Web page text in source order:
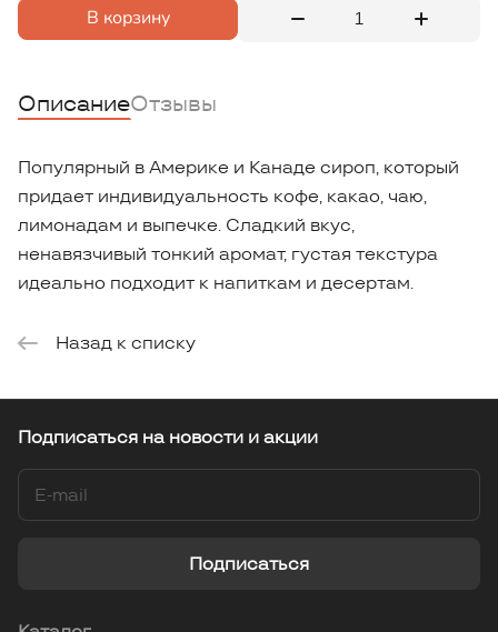
В корзину
ОписаниеОтзывы
Популярный в Америке и Канаде сироп, который
придает индивидуальность кофе, какао, чаю,
лимонадам и выпечке. Сладкий вкус,
ненавязчивый тонкий аромат, густая текстура
идеально подходит к напиткам и десертам.
Назад к списку
Подписаться на новости и акции
Подписаться